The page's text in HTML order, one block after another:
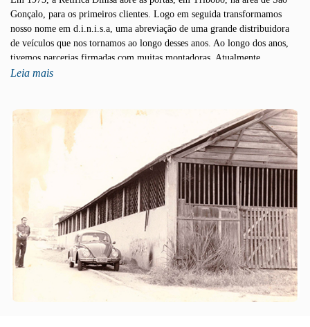
Gonçalo, para os primeiros clientes. Logo em seguida transformamos
nosso nome em d.i.n.i.s.a, uma abreviação de uma grande distribuidora
de veículos que nos tornamos ao longo desses anos. Ao longo dos anos,
tivemos parcerias firmadas com muitas montadoras. Atualmente
trabalhamos com a Renault, Nissan, Peugeot, Citroen, Jeep e Ram. Na
ponto recente em comemoração aos 50 anos que completaremos em 2023.
Leia mais